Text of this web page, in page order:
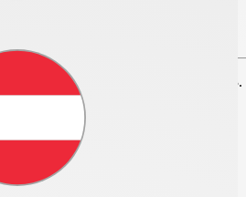
bitte anmelden oder
Helios Account erforderlich. Vor dem